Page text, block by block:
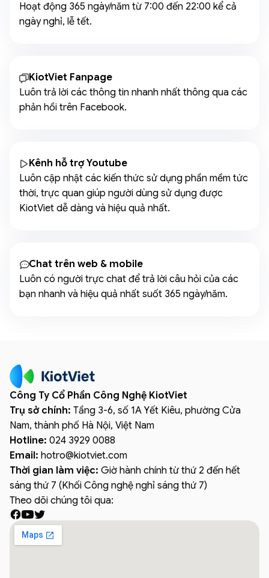
Hoạt động 365 ngày/năm từ 7:00 đến 22:00 kể cả
ngày nghỉ, lễ tết.
KiotViet Fanpage
Luôn trả lời các thông tin nhanh nhất thông qua các
phản hồi trên Facebook.
Kênh hỗ trợ Youtube
Luôn cập nhật các kiến thức sử dụng phần mềm tức
thời, trực quan giúp người dùng sử dụng được
KiotViet dễ dàng và hiệu quả nhất.
Chat trên web & mobile
Luôn có người trực chat để trả lời câu hỏi của các
bạn nhanh và hiệu quả nhất suốt 365 ngày/năm.
Công Ty Cổ Phần Công Nghệ KiotViet
Trụ sở chính: Tầng 3-6, số 1A Yết Kiêu, phường Cửa
Nam, thành phố Hà Nội, Việt Nam
Hotline: 024 3929 0088
Email: hotro@kiotviet.com
Thời gian làm việc: Giờ hành chính từ thứ 2 đến hết
sáng thứ 7 (Khối Công nghệ nghỉ sáng thứ 7)
Theo dõi chúng tôi qua: